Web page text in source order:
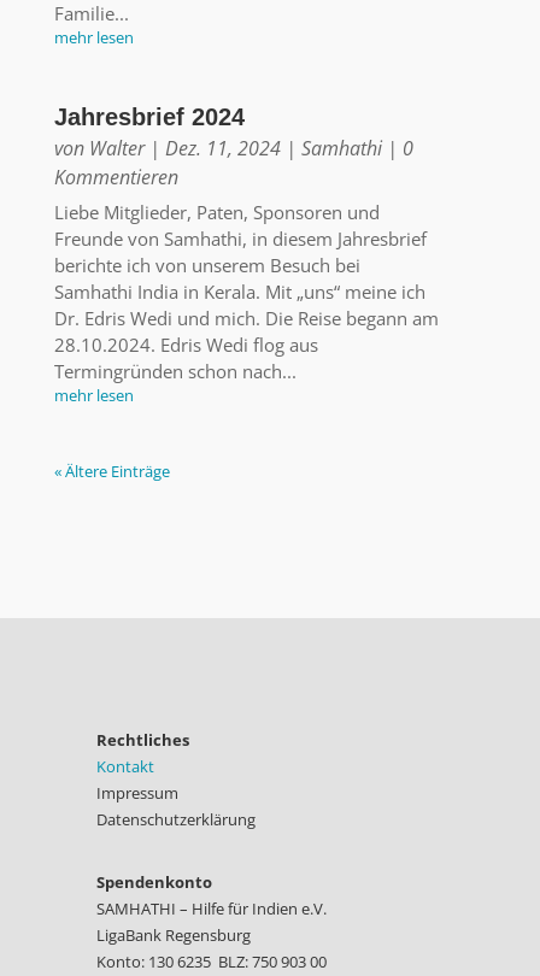
Familie...
mehr lesen
Jahresbrief 2024
von Walter| Dez. 11, 2024| Samhathi| 0
Kommentieren
Liebe Mitglieder, Paten, Sponsoren und
Freunde von Samhathi, in diesem Jahresbrief
berichte ich von unserem Besuch bei
Samhathi India in Kerala. Mit „uns“ meine ich
Dr. Edris Wedi und mich. Die Reise begann am
28.10.2024. Edris Wedi flog aus
Termingründen schon nach...
mehr lesen
« Ältere Einträge
Rechtliches
Kontakt
Impressum
Datenschutzerklärung
Spendenkonto
SAMHATHI – Hilfe für Indien e.V.
LigaBank Regensburg
Konto: 130 6235 BLZ: 750 903 00